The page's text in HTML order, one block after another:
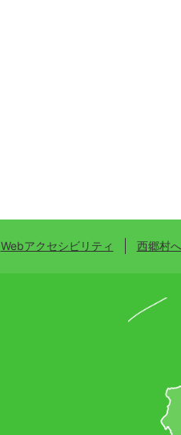
Webアクセシビリティ 西郷村